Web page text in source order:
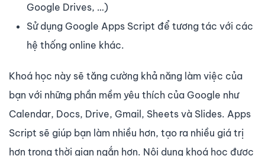
Google Drives, …)
Sử dụng Google Apps Script để tương tác với các
hệ thống online khác.
Khoá học này sẽ tăng cường khả năng làm việc của
bạn với những phần mềm yêu thích của Google như
Calendar, Docs, Drive, Gmail, Sheets và Slides. Apps
Script sẽ giúp bạn làm nhiều hơn, tạo ra nhiều giá trị
hơn trong thời gian ngắn hơn. Nội dung khoá học được